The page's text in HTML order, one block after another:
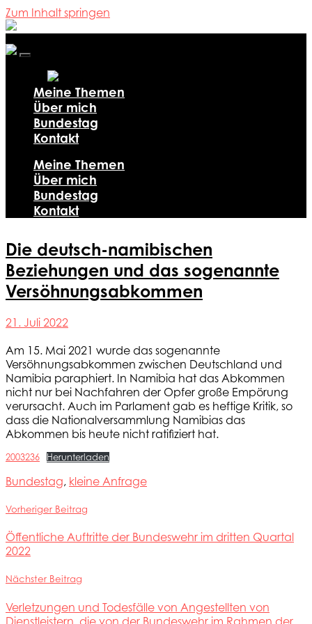
Zum Inhalt springen
Ali
Dailami
Mobile-
ein-/ausblenden
Meine Themen
Über mich
Bundestag
Kontakt
Meine Themen
Über mich
Bundestag
Kontakt
Die deutsch-namibischen
Beziehungen und das sogenannte
Versöhnungsabkommen
21. Juli 2022
Am 15. Mai 2021 wurde das sogenannte
Versöhnungsabkommen zwischen Deutschland und
Namibia paraphiert. In Namibia hat das Abkommen
nicht nur bei Nachfahren der Opfer große Empörung
verursacht. Auch im Parlament gab es heftige Kritik, so
dass die Nationalversammlung Namibias das
Abkommen bis heute nicht ratifiziert hat.
2003236 Herunterladen
Bundestag, kleine Anfrage
Vorheriger Beitrag
Öffentliche Auftritte der Bundeswehr im dritten Quartal
2022
Nächster Beitrag
Verletzungen und Todesfälle von Angestellten von
Dienstleistern, die von der Bundeswehr im Rahmen der